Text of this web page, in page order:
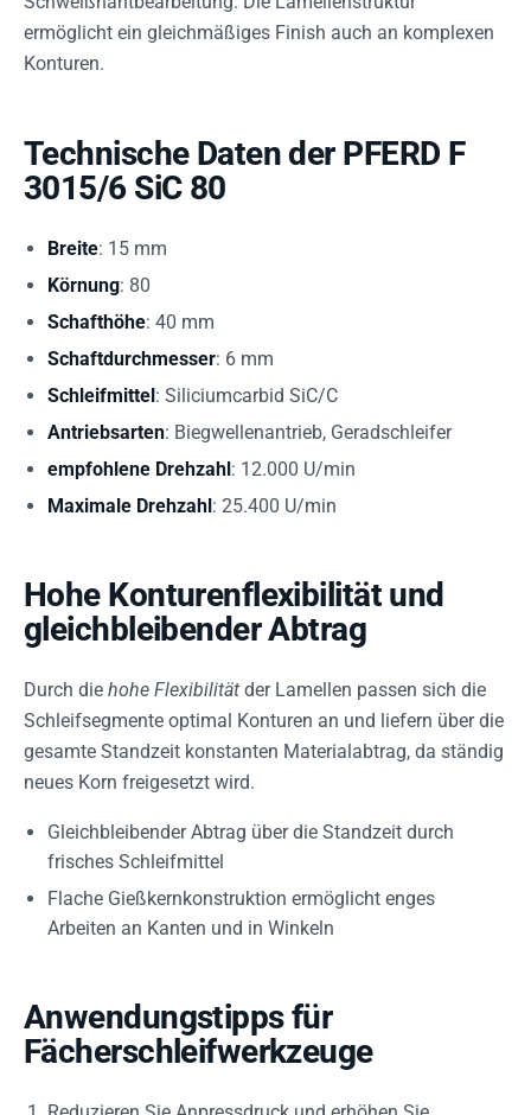
ermöglicht ein gleichmäßiges Finish auch an komplexen
Konturen.
Technische Daten der PFERD F
3015/6 SiC 80
Breite: 15 mm
Körnung: 80
Schafthöhe: 40 mm
Schaftdurchmesser: 6 mm
Schleifmittel: Siliciumcarbid SiC/C
Antriebsarten: Biegwellenantrieb, Geradschleifer
empfohlene Drehzahl: 12.000 U/min
Maximale Drehzahl: 25.400 U/min
Hohe Konturenflexibilität und
gleichbleibender Abtrag
Durch die hohe Flexibilität der Lamellen passen sich die
Schleifsegmente optimal Konturen an und liefern über die
gesamte Standzeit konstanten Materialabtrag, da ständig
neues Korn freigesetzt wird.
Gleichbleibender Abtrag über die Standzeit durch
frisches Schleifmittel
Flache Gießkernkonstruktion ermöglicht enges
Arbeiten an Kanten und in Winkeln
Anwendungstipps für
Fächerschleifwerkzeuge